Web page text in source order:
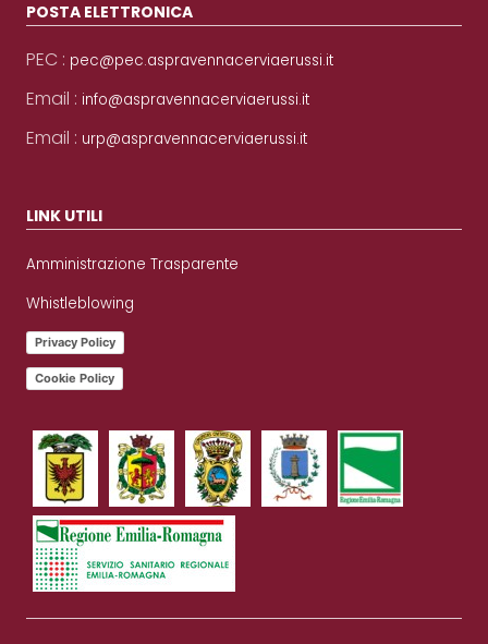
POSTA ELETTRONICA
PEC : pec@pec.aspravennacerviaerussi.it
Email : info@aspravennacerviaerussi.it
Email : urp@aspravennacerviaerussi.it
LINK UTILI
Amministrazione Trasparente
Whistleblowing
Privacy Policy
Cookie Policy